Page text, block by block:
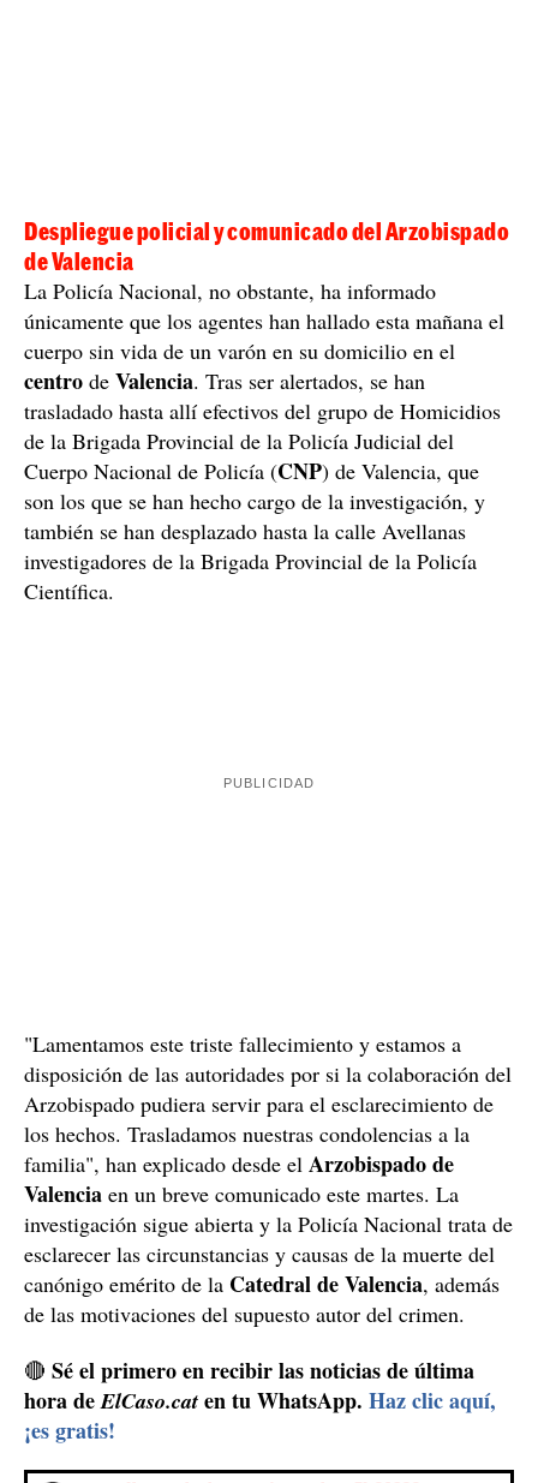
Despliegue policial y comunicado del Arzobispado
de Valencia
La Policía Nacional, no obstante, ha informado
únicamente que los agentes han hallado esta mañana el
cuerpo sin vida de un varón en su domicilio en el
centro de Valencia. Tras ser alertados, se han
trasladado hasta allí efectivos del grupo de Homicidios
de la Brigada Provincial de la Policía Judicial del
Cuerpo Nacional de Policía (CNP) de Valencia, que
son los que se han hecho cargo de la investigación, y
también se han desplazado hasta la calle Avellanas
investigadores de la Brigada Provincial de la Policía
Científica.
"Lamentamos este triste fallecimiento y estamos a
disposición de las autoridades por si la colaboración del
Arzobispado pudiera servir para el esclarecimiento de
los hechos. Trasladamos nuestras condolencias a la
familia", han explicado desde el Arzobispado de
Valencia en un breve comunicado este martes. La
investigación sigue abierta y la Policía Nacional trata de
esclarecer las circunstancias y causas de la muerte del
canónigo emérito de la Catedral de Valencia, además
de las motivaciones del supuesto autor del crimen.
🔴 Sé el primero en recibir las noticias de última
hora deElCaso.cat en tu WhatsApp. Haz clic aquí,
¡es gratis!